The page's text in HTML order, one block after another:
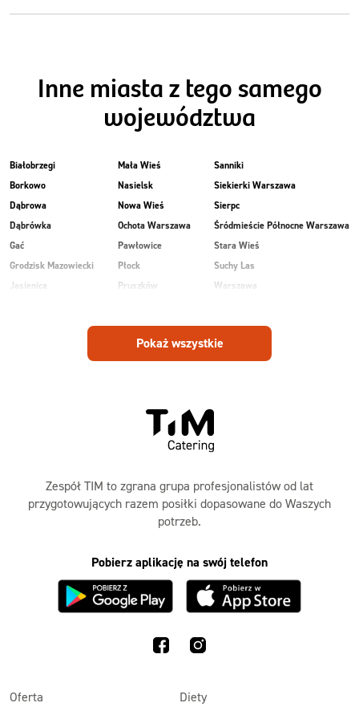
Inne miasta z tego samego
województwa
Białobrzegi
Borkowo
Dąbrowa
Dąbrówka
Gać
Grodzisk Mazowiecki
Jasienica
Mała Wieś
Nasielsk
Nowa Wieś
Ochota Warszawa
Pawłowice
Płock
Pruszków
Radom
Ruda
Sanniki
Siekierki Warszawa
Sierpc
Śródmieście Północne Warszawa
Stara Wieś
Suchy Las
Warszawa
Wesoła
Zalesie
Pokaż wszystkie
Zespół TIM to zgrana grupa profesjonalistów od lat
przygotowujących razem posiłki dopasowane do Waszych
potrzeb.
Pobierz aplikację na swój telefon
Oferta Diety